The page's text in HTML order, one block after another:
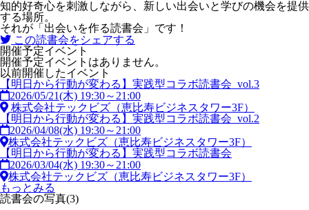
知的好奇心を刺激しながら、新しい出会いと学びの機会を提供
する場所。
それが「出会いを作る読書会」です！
この読書会をシェアする
開催予定イベント
開催予定イベントはありません。
以前開催したイベント
【明日から行動が変わる】実践型コラボ読書会_vol.3
2026/05/21(木) 19:30～21:00
株式会社テックビズ（恵比寿ビジネスタワー3F）
【明日から行動が変わる】実践型コラボ読書会_vol.2
2026/04/08(水) 19:30～21:00
株式会社テックビズ（恵比寿ビジネスタワー3F）
【明日から行動が変わる】実践型コラボ読書会
2026/03/04(水) 19:30～21:00
株式会社テックビズ（恵比寿ビジネスタワー3F）
もっとみる
読書会の写真(3)